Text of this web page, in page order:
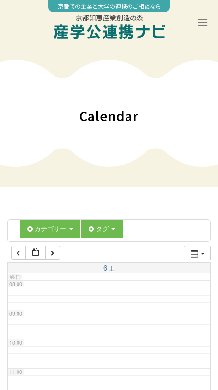
京都での企業と大学の連携のご相談なら
京都知恵産業創造の森
Calendar
カテゴリー タグ
6 土
終日
04:00
07:00
08:00
09:00
10:00
11:00